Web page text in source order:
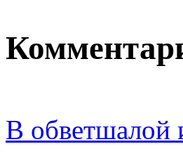
В обветшалой